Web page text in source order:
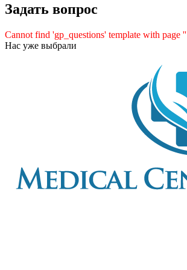
Задать вопрос
Cannot find 'gp_questions' template with page ''
Нас уже выбрали